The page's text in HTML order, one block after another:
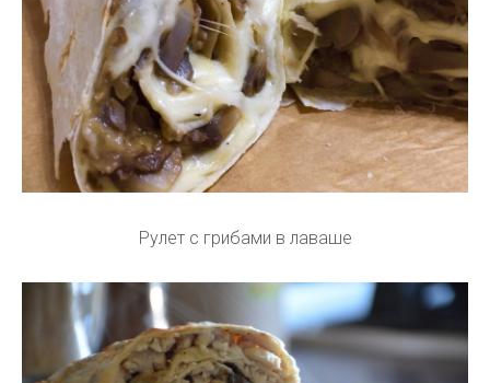
Рулет с грибами в лаваше